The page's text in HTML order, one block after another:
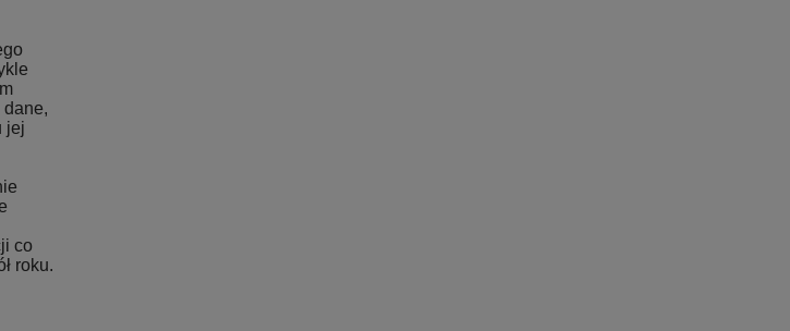
dane,
jej
co
roku.